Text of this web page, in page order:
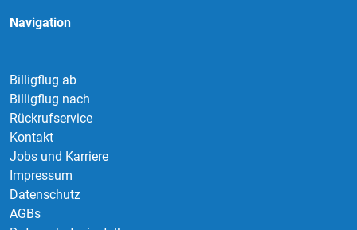
Navigation
Billigflug ab
Billigflug nach
Rückrufservice
Kontakt
Jobs und Karriere
Impressum
Datenschutz
AGBs